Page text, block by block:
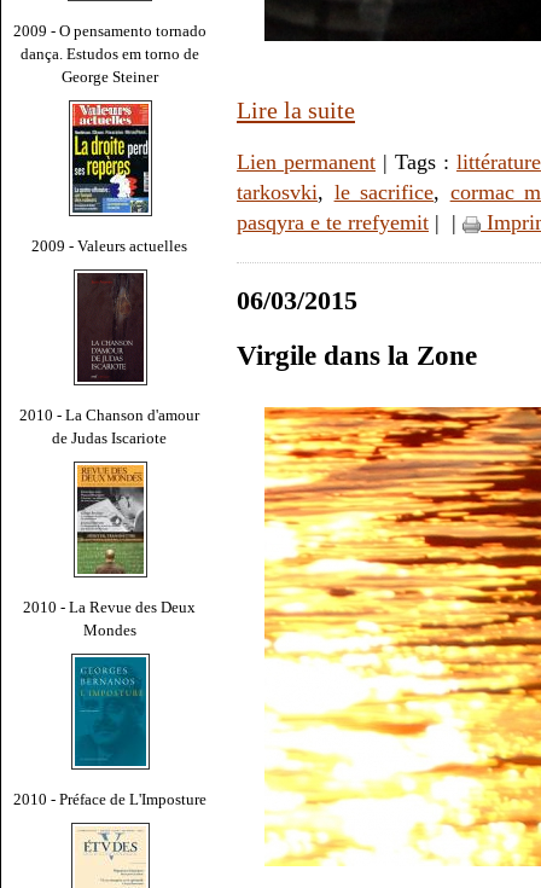
2009 - O pensamento tornado
dança. Estudos em torno de
George Steiner
2009 - Valeurs actuelles
2010 - La Chanson d'amour
de Judas Iscariote
2010 - La Revue des Deux
Mondes
2010 - Préface de L'Imposture
Lire la suite
Lien permanent | Tags : littérature
tarkosvki, le sacrifice, cormac
pasqyra e te rrefyemit | |
06/03/2015
Virgile dans la Zone